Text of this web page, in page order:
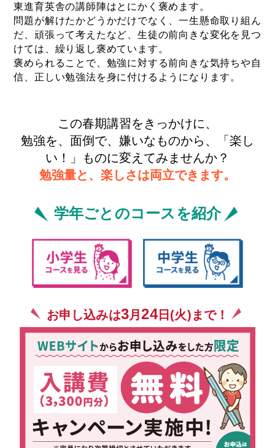
東進育英舎の講師陣はとにかく褒めます。
問題が解けたかどうかだけでなく、一生懸命取り組ん
だ、頑張って考えたなど、生徒の前向きな変化を見つ
けては、繰り返し褒めています。
褒められることで、勉強に対する前向きな気持ちや自
信、正しい勉強法を身に付けるようになります。
この春期講習をきっかけに、
勉強を、面倒で、嫌いなものから、「楽し
い！」ものに変えてみませんか？
勉強量と、楽しさは両立できます。
学年ごとのコースを紹介
お申し込みは3月24日(火)まで！